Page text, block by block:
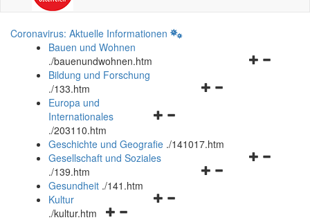
Coronavirus: Aktuelle Informationen
Bauen und Wohnen
./bauenundwohnen.htm
Navigationsmenü
Bildung und Forschung
./133.htm
Navigationsmenü
und
schließen
Europa und
Internationales
./203110.htm
Geschichte und Geografie ./141017.htm
Navigationsmenü
Gesellschaft und Soziales
./139.htm
Navigationsmenü
Gesundheit ./141.htm
Navigationsmenü
Kultur
./kultur.htm